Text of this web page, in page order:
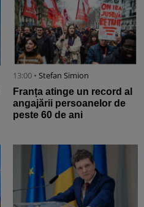
13:00 • Stefan Simion
Franța atinge un record al
angajării persoanelor de
peste 60 de ani